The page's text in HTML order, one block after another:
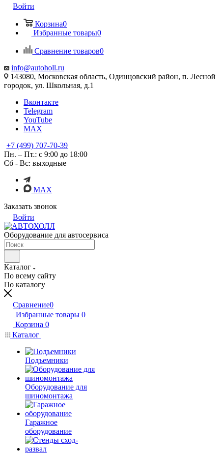
Войти
Корзина0
Избранные товары0
Сравнение товаров0
info@autoholl.ru
143080, Московская область, Одинцовский район, п. Лесной
городок, ул. Школьная, д.1
Вконтакте
Telegram
YouTube
MAX
+7 (499) 707-70-39
Пн. – Пт.: с 9:00 до 18:00
Сб - Вс: выходные
MAX
Заказать звонок
Войти
Оборудование для автосервиса
Каталог
По всему сайту
По каталогу
Сравнение0
Избранные товары 0
Корзина 0
Каталог
Подъемники
Оборудование для
шиномонтажа
Гаражное
оборудование